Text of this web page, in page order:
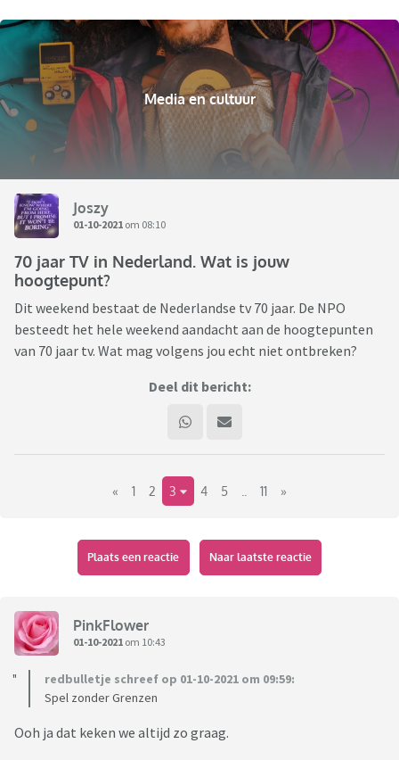
Media en cultuur
Joszy
01-10-2021 om 08:10
70 jaar TV in Nederland. Wat is jouw
hoogtepunt?
Dit weekend bestaat de Nederlandse tv 70 jaar. De NPO
besteedt het hele weekend aandacht aan de hoogtepunten
van 70 jaar tv. Wat mag volgens jou echt niet ontbreken?
Deel dit bericht:
« 1 2 3 4 5 11 »
Plaats een reactie Naar laatste reactie
PinkFlower
01-10-2021 om 10:43
redbulletje schreef op 01-10-2021 om 09:59:
Spel zonder Grenzen
Ooh ja dat keken we altijd zo graag.